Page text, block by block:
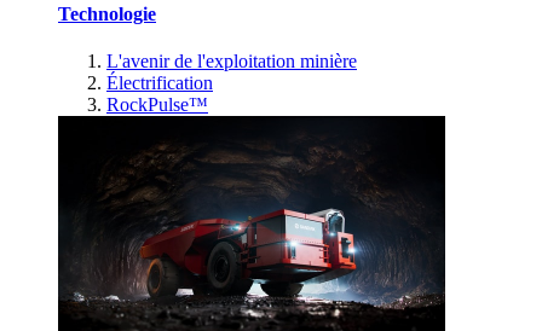
Technologie
L'avenir de l'exploitation minière
Électrification
RockPulse™